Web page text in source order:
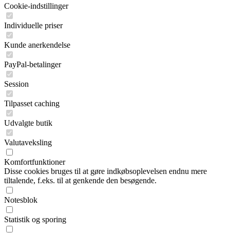
Cookie-indstillinger
Individuelle priser
Kunde anerkendelse
PayPal-betalinger
Session
Tilpasset caching
Udvalgte butik
Valutaveksling
Komfortfunktioner
Disse cookies bruges til at gøre indkøbsoplevelsen endnu mere
tiltalende, f.eks. til at genkende den besøgende.
Notesblok
Statistik og sporing